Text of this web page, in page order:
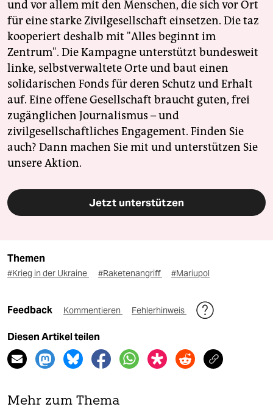
und vor allem mit den Menschen, die sich vor Ort
für eine starke Zivilgesellschaft einsetzen. Die taz
kooperiert deshalb mit "Alles beginnt im
Zentrum". Die Kampagne unterstützt bundesweit
linke, selbstverwaltete Orte und baut einen
solidarischen Fonds für deren Schutz und Erhalt
auf. Eine offene Gesellschaft braucht guten, frei
zugänglichen Journalismus – und
zivilgesellschaftliches Engagement. Finden Sie
auch? Dann machen Sie mit und unterstützen Sie
unsere Aktion.
Jetzt unterstützen
Themen
#Krieg in der Ukraine #Raketenangriff #Mariupol
Feedback Kommentieren Fehlerhinweis
Diesen Artikel teilen
Mehr zum Thema